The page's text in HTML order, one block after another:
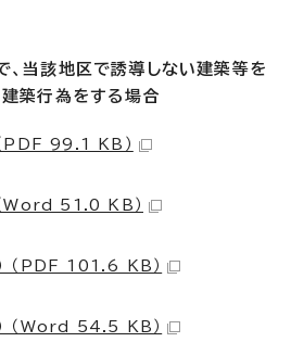
、当該地区で誘導しない建築等を
建築行為をする場合
PDF 99.1 KB）
Word 51.0 KB）
（PDF 101.6 KB）
（Word 54.5 KB）